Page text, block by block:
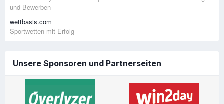
und Bewerben
wettbasis.com
Sportwetten mit Erfolg
Unsere Sponsoren und Partnerseiten